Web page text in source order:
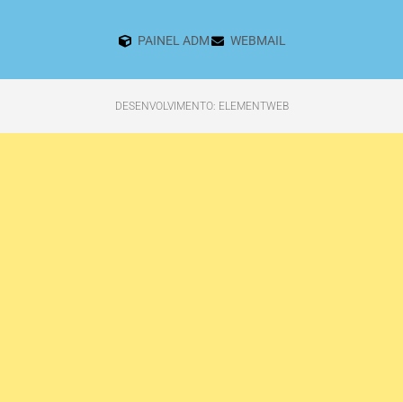
PAINEL ADM WEBMAIL
DESENVOLVIMENTO: ELEMENTWEB